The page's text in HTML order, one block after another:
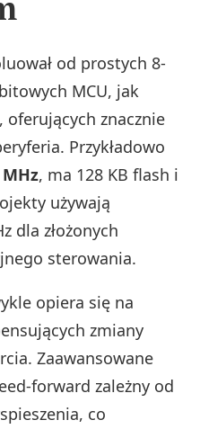
od prostych 8-
MCU, jak
, oferujących znacznie
Przykładowo
MHz, ma 128 KB flash i
używają
dla złożonych
sterowania.
opiera się na
zmiany
Zaawansowane
forward zależny od
co